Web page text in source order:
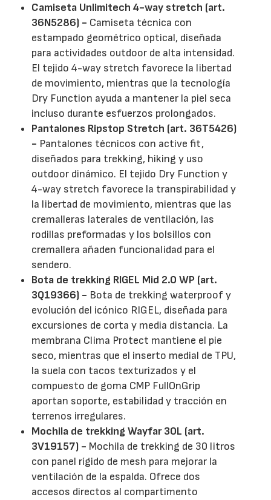
Camiseta Unlimitech 4-way stretch (art.
36N5286) - Camiseta técnica con
estampado geométrico optical, diseñada
para actividades outdoor de alta intensidad.
El tejido 4-way stretch favorece la libertad
de movimiento, mientras que la tecnología
Dry Function ayuda a mantener la piel seca
incluso durante esfuerzos prolongados.
Pantalones Ripstop Stretch (art. 36T5426)
- Pantalones técnicos con active fit,
diseñados para trekking, hiking y uso
outdoor dinámico. El tejido Dry Function y
4-way stretch favorece la transpirabilidad y
la libertad de movimiento, mientras que las
cremalleras laterales de ventilación, las
rodillas preformadas y los bolsillos con
cremallera añaden funcionalidad para el
sendero.
Bota de trekking RIGEL Mid 2.0 WP (art.
3Q19366) - Bota de trekking waterproof y
evolución del icónico RIGEL, diseñada para
excursiones de corta y media distancia. La
membrana Clima Protect mantiene el pie
seco, mientras que el inserto medial de TPU,
la suela con tacos texturizados y el
compuesto de goma CMP FullOnGrip
aportan soporte, estabilidad y tracción en
terrenos irregulares.
Mochila de trekking Wayfar 30L (art.
3V19157) - Mochila de trekking de 30 litros
con panel rígido de mesh para mejorar la
ventilación de la espalda. Ofrece dos
accesos directos al compartimento